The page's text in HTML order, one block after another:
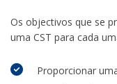
Os objectivos que se
uma CST para cada
Proporcionar